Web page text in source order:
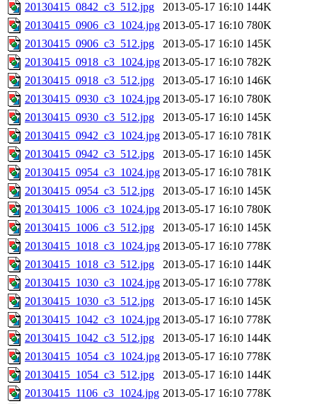
20130415_0842_c3_512.jpg
2013-05-17 16:10 144K
20130415_0906_c3_1024.jpg 2013-05-17 16:10 780K
20130415_0906_c3_512.jpg
2013-05-17 16:10 145K
20130415_0918_c3_1024.jpg 2013-05-17 16:10 782K
20130415_0918_c3_512.jpg
2013-05-17 16:10 146K
20130415_0930_c3_1024.jpg 2013-05-17 16:10 780K
20130415_0930_c3_512.jpg
2013-05-17 16:10 145K
20130415_0942_c3_1024.jpg 2013-05-17 16:10 781K
20130415_0942_c3_512.jpg
2013-05-17 16:10 145K
20130415_0954_c3_1024.jpg 2013-05-17 16:10 781K
20130415_0954_c3_512.jpg
2013-05-17 16:10 145K
20130415_1006_c3_1024.jpg 2013-05-17 16:10 780K
20130415_1006_c3_512.jpg
2013-05-17 16:10 145K
20130415_1018_c3_1024.jpg 2013-05-17 16:10 778K
20130415_1018_c3_512.jpg
2013-05-17 16:10 144K
20130415_1030_c3_1024.jpg 2013-05-17 16:10 778K
20130415_1030_c3_512.jpg
2013-05-17 16:10 145K
20130415_1042_c3_1024.jpg 2013-05-17 16:10 778K
20130415_1042_c3_512.jpg
2013-05-17 16:10 144K
20130415_1054_c3_1024.jpg 2013-05-17 16:10 778K
20130415_1054_c3_512.jpg
2013-05-17 16:10 144K
20130415_1106_c3_1024.jpg 2013-05-17 16:10 778K